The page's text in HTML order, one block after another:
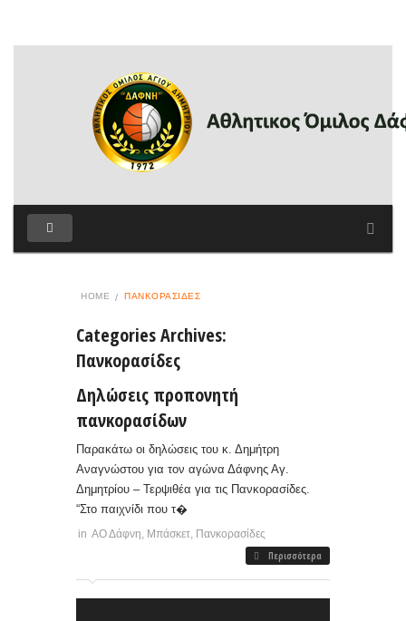
HOME ΠΑΝΚΟΡΑΣΊΔΕΣ
Categories Archives:
Πανκορασίδες
Δηλώσεις προπονητή
πανκορασίδων
Παρακάτω οι δηλώσεις του κ. Δημήτρη
Αναγνώστου για τον αγώνα Δάφνης Αγ.
Δημητρίου – Τερψιθέα για τις Πανκορασίδες.
“Στο παιχνίδι που τ�
in ΑΟ Δάφνη Μπάσκετ Πανκορασίδες
Περισσότερα